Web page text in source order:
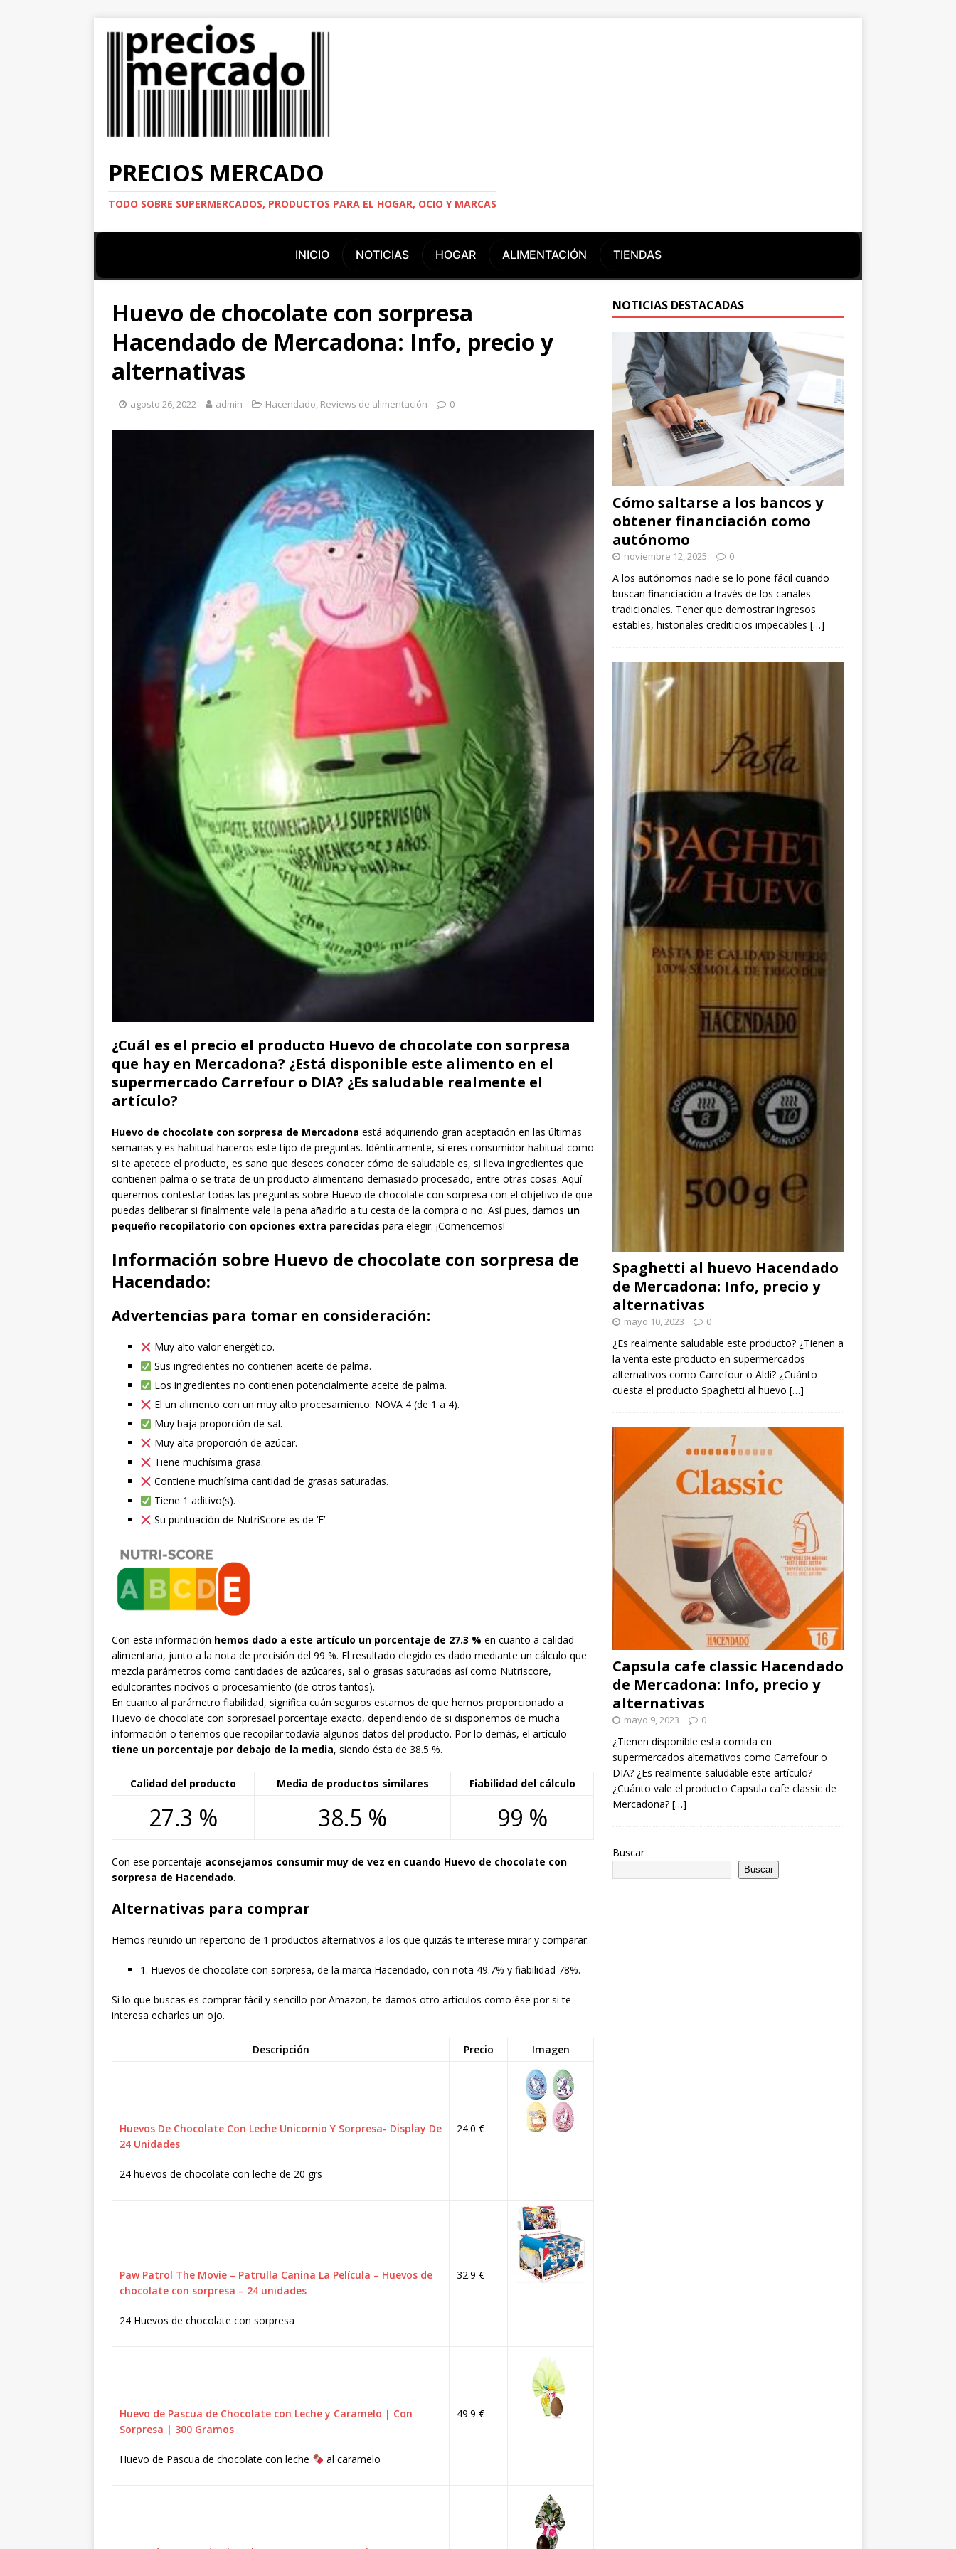
PRECIOS MERCADO
TODO SOBRE SUPERMERCADOS, PRODUCTOS PARA EL HOGAR, OCIO Y MARCAS
INICIO NOTICIAS HOGAR ALIMENTACIÓN TIENDAS
Huevo de chocolate con sorpresa
Hacendado de Mercadona: Info, precio y
alternativas
agosto 26, 2022 admin Hacendado, Reviews de alimentación 0
¿Cuál es el precio el producto Huevo de chocolate con sorpresa
que hay en Mercadona? ¿Está disponible este alimento en el
supermercado Carrefour o DIA? ¿Es saludable realmente el
artículo?
Huevo de chocolate con sorpresa de Mercadona está adquiriendo gran aceptación en las últimas
semanas y es habitual haceros este tipo de preguntas. Idénticamente, si eres consumidor habitual como
si te apetece el producto, es sano que desees conocer cómo de saludable es, si lleva ingredientes que
contienen palma o se trata de un producto alimentario demasiado procesado, entre otras cosas. Aquí
queremos contestar todas las preguntas sobre Huevo de chocolate con sorpresa con el objetivo de que
puedas deliberar si finalmente vale la pena añadirlo a tu cesta de la compra o no. Así pues, damos un
pequeño recopilatorio con opciones extra parecidas para elegir. ¡Comencemos!
Información sobre Huevo de chocolate con sorpresa de
Hacendado:
Advertencias para tomar en consideración:
Muy alto valor energético.
Sus ingredientes no contienen aceite de palma.
Los ingredientes no contienen potencialmente aceite de palma.
El un alimento con un muy alto procesamiento: NOVA 4 (de 1 a 4).
Muy baja proporción de sal.
Muy alta proporción de azúcar.
Tiene muchísima grasa.
Contiene muchísima cantidad de grasas saturadas.
Tiene 1 aditivo(s).
Su puntuación de NutriScore es de ‘E’.
Con esta información hemos dado a este artículo un porcentaje de 27.3 % en cuanto a calidad
alimentaria, junto a la nota de precisión del 99 %. El resultado elegido es dado mediante un cálculo que
mezcla parámetros como cantidades de azúcares, sal o grasas saturadas así como Nutriscore,
edulcorantes nocivos o procesamiento (de otros tantos).
En cuanto al parámetro fiabilidad, significa cuán seguros estamos de que hemos proporcionado a
Huevo de chocolate con sorpresael porcentaje exacto, dependiendo de si disponemos de mucha
información o tenemos que recopilar todavía algunos datos del producto. Por lo demás, el artículo
tiene un porcentaje por debajo de la media, siendo ésta de 38.5 %.
Calidad del producto Media de productos similares Fiabilidad del cálculo
27.3 % 38.5 % 99 %
Con ese porcentaje aconsejamos consumir muy de vez en cuando Huevo de chocolate con
sorpresa de Hacendado.
Alternativas para comprar
Hemos reunido un repertorio de 1 productos alternativos a los que quizás te interese mirar y comparar.
1. Huevos de chocolate con sorpresa, de la marca Hacendado, con nota 49.7% y fiabilidad 78%.
Si lo que buscas es comprar fácil y sencillo por Amazon, te damos otro artículos como ése por si te
interesa echarles un ojo.
Descripción Precio Imagen
Huevos De Chocolate Con Leche Unicornio Y Sorpresa- Display De
24 Unidades
24 huevos de chocolate con leche de 20 grs
24.0 €
Paw Patrol The Movie – Patrulla Canina La Película – Huevos de
chocolate con sorpresa – 24 unidades
24 Huevos de chocolate con sorpresa
32.9 €
Huevo de Pascua de Chocolate con Leche y Caramelo | Con
Sorpresa | 300 Gramos
Huevo de Pascua de chocolate con leche al caramelo
49.9 €
NOTICIAS DESTACADAS
Cómo saltarse a los bancos y
obtener financiación como
autónomo
noviembre 12, 2025 0
A los autónomos nadie se lo pone fácil cuando
buscan financiación a través de los canales
tradicionales. Tener que demostrar ingresos
estables, historiales crediticios impecables […]
Spaghetti al huevo Hacendado
de Mercadona: Info, precio y
alternativas
mayo 10, 2023 0
¿Es realmente saludable este producto? ¿Tienen a
la venta este producto en supermercados
alternativos como Carrefour o Aldi? ¿Cuánto
cuesta el producto Spaghetti al huevo […]
Capsula cafe classic Hacendado
de Mercadona: Info, precio y
alternativas
mayo 9, 2023 0
¿Tienen disponible esta comida en
supermercados alternativos como Carrefour o
DIA? ¿Es realmente saludable este artículo?
¿Cuánto vale el producto Capsula cafe classic de
Mercadona? […]
Buscar
Buscar